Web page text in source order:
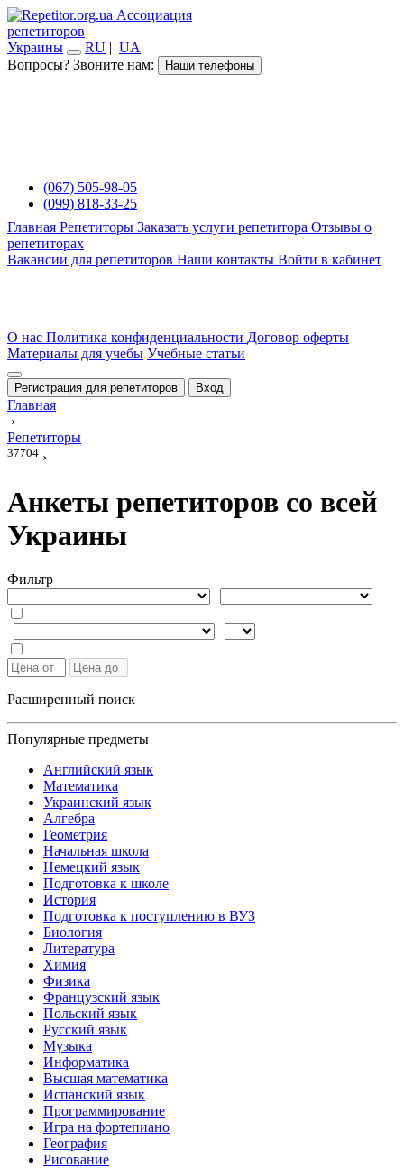
Ассоциация
репетиторов
Украины
RU | UA
Вопросы? Звоните нам:
Наши телефоны
(067) 505-98-05
(099) 818-33-25
Главная Репетиторы Заказать услуги репетитора Отзывы о
репетиторах
Вакансии для репетиторов Наши контакты Войти в кабинет
О нас Политика конфиденциальности Договор оферты
Материалы для учебы Учебные статьи
Регистрация для репетиторов Вход
Главная
›
Репетиторы
37704 ›
Анкеты репетиторов со всей
Украины
Фильтр
Расширенный поиск
Популярные предметы
Английский язык
Математика
Украинский язык
Алгебра
Геометрия
Начальная школа
Немецкий язык
Подготовка к школе
История
Подготовка к поступлению в ВУЗ
Биология
Литература
Химия
Физика
Французский язык
Польский язык
Русский язык
Музыка
Информатика
Высшая математика
Испанский язык
Программирование
Игра на фортепиано
География
Рисование